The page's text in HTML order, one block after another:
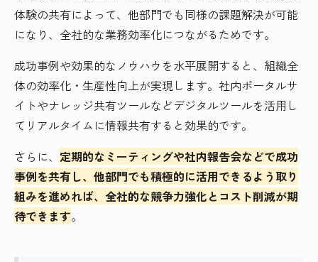
体験の共有によって、他部門でも同様の課題解決が可能
になり、全社的な業務効率化につながるためです。
成功事例や効果的なノウハウを水平展開すると、組織全
体の効率化・生産性向上が実現します。社内ポータルサ
イトやナレッジ共有ツールなどデジタルツールを活用し
てリアルタイムに情報共有すると効果的です。
さらに、 定期的なミーティングや社内報告会などで成功
事例を共有し、他部門でも積極的に活用できるよう取り
組みを進めれば、全社的な競争力強化とコスト削減が期
待できます。